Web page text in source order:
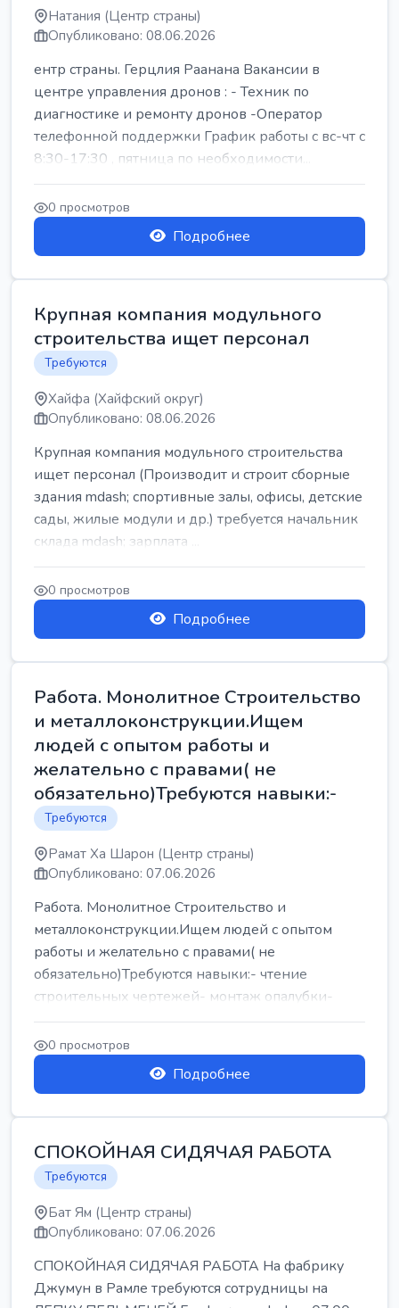
Натания (Центр страны)
Опубликовано: 08.06.2026
ентр страны. Герцлия Раанана Вакансии в
центре управления дронов : - Техник по
диагностике и ремонту дронов -Оператор
телефонной поддержки График работы с вс-чт с
8:30-17:30 , пятница по необходимости...
0 просмотров
Подробнее
Крупная компания модульного
строительства ищет персонал
Требуются
Хайфа (Хайфский округ)
Опубликовано: 08.06.2026
Крупная компания модульного строительства
ищет персонал (Производит и строит сборные
здания mdash; спортивные залы, офисы, детские
сады, жилые модули и др.) требуется начальник
склада mdash; зарплата ...
0 просмотров
Подробнее
Работа. Монолитное Строительство
и металлоконструкции.Ищем
людей с опытом работы и
желательно с правами( не
обязательно)Требуются навыки:-
Требуются
Рамат Ха Шарон (Центр страны)
Опубликовано: 07.06.2026
Работа. Монолитное Строительство и
металлоконструкции.Ищем людей с опытом
работы и желательно с правами( не
обязательно)Требуются навыки:- чтение
строительных чертежей- монтаж опалубки-
армокаркасыОпл...
0 просмотров
Подробнее
СПОКОЙНАЯ СИДЯЧАЯ РАБОТА
Требуются
Бат Ям (Центр страны)
Опубликовано: 07.06.2026
СПОКОЙНАЯ СИДЯЧАЯ РАБОТА На фабрику
Джумун в Рамле требуются сотрудницы на